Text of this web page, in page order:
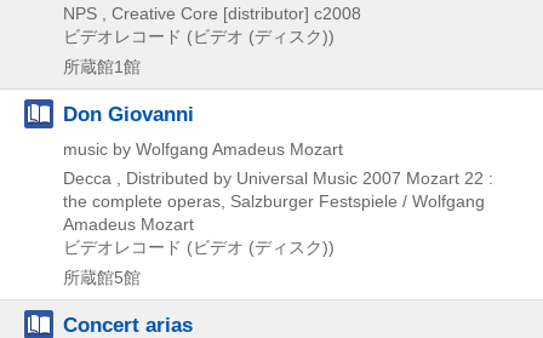
NPS , Creative Core [distributor] c2008
ビデオレコード (ビデオ (ディスク))
所蔵館1館
Don Giovanni
music by Wolfgang Amadeus Mozart
Decca , Distributed by Universal Music 2007 Mozart 22 :
the complete operas, Salzburger Festspiele / Wolfgang
Amadeus Mozart
ビデオレコード (ビデオ (ディスク))
所蔵館5館
Concert arias